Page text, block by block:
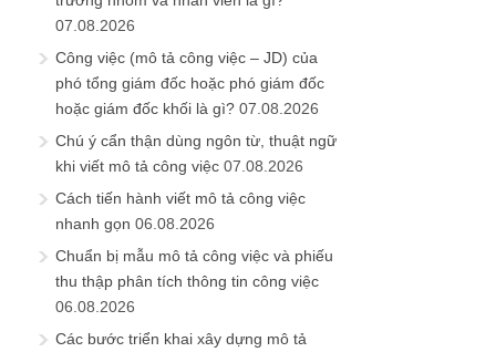
07.08.2026
Công việc (mô tả công việc – JD) của
phó tổng giám đốc hoặc phó giám đốc
hoặc giám đốc khối là gì? 07.08.2026
Chú ý cẩn thận dùng ngôn từ, thuật ngữ
khi viết mô tả công việc 07.08.2026
Cách tiến hành viết mô tả công việc
nhanh gọn 06.08.2026
Chuẩn bị mẫu mô tả công việc và phiếu
thu thập phân tích thông tin công việc
06.08.2026
Các bước triển khai xây dựng mô tả